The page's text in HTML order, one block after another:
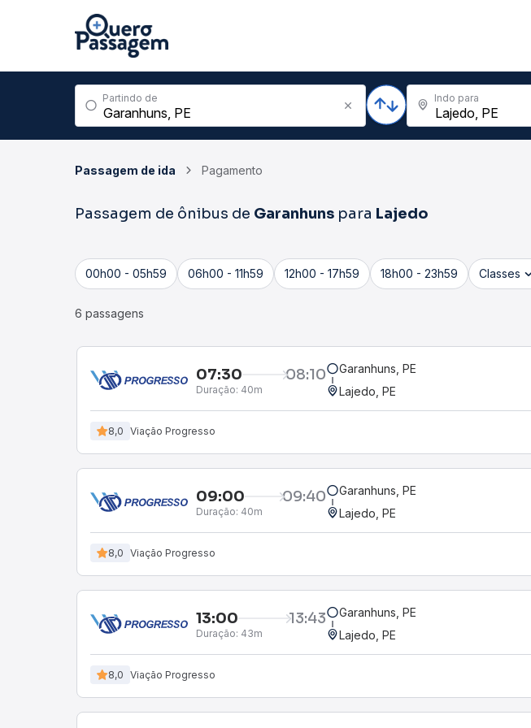
Partindo de Indo para
Passagem de ida Pagamento
Passagem de ônibus de Garanhuns para Lajedo
00h00 - 05h59 06h00 - 11h59 12h00 - 17h59 18h00 - 23h59 Classes
6 passagens
07:30 08:10
Duração: 40m
Garanhuns, PE
Lajedo, PE
8,0 Viação Progresso
09:00 09:40
Duração: 40m
Garanhuns, PE
Lajedo, PE
8,0 Viação Progresso
13:00 13:43
Duração: 43m
Garanhuns, PE
Lajedo, PE
8,0 Viação Progresso